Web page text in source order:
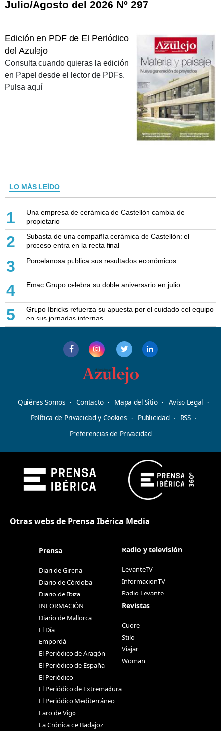
Julio/Agosto del 2026 Nº 297
Edición en PDF de El Periódico
del Azulejo
Consulta cuando quieras la edición
en Papel desde el lector de PDFs.
Pulsa aquí
LO MÁS LEÍDO
1
Una empresa de cerámica de Castellón cambia de
propietario
2
Subasta de una compañía cerámica de Castellón: el
proceso entra en la recta final
3 Porcelanosa publica sus resultados económicos
4 Emac Grupo celebra su doble aniversario en julio
5
Grupo Ibricks refuerza su apuesta por el cuidado del equipo
en sus jornadas internas
Quiénes Somos Contacto Mapa del Sitio
Aviso Legal
Política de Privacidad y Cookies
Publicidad
RSS
Preferencias de Privacidad
Otras webs de Prensa Ibérica Media
Prensa
Diari de Girona
Diario de Córdoba
Diario de Ibiza
INFORMACIÓN
Diario de Mallorca
El Día
Empordà
El Periódico de Aragón
El Periódico de España
El Periódico
El Periódico de Extremadura
El Periódico Mediterráneo
Faro de Vigo
La Crónica de Badajoz
Radio y televisión
LevanteTV
InformacionTV
Radio Levante
Revistas
Cuore
Stilo
Viajar
Woman